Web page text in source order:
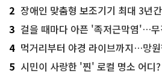
2 장애인 맞춤형 보조기기 최대 3년간 무
3 걸을 때마다 아픈 '족저근막염'…무작정
4 먹거리부터 야경 라이브까지…망
5 시민이 사랑한 '찐' 로컬 명소 어디? '